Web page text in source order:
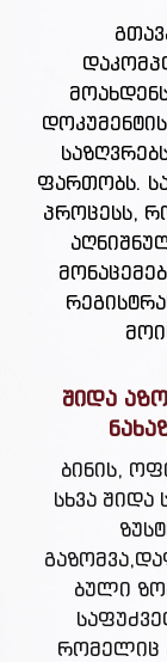
ფართობს.
პროცესს,
შიდა
ბინის,
სხვა შიდა
ბული
რომელიც